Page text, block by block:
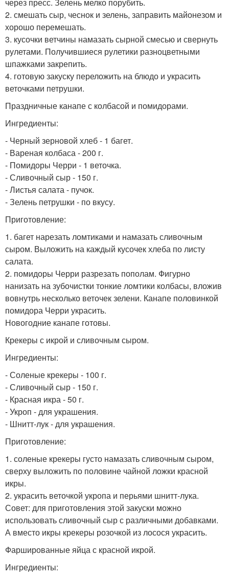
через пресс. Зелень мелко порубить.
2. смешать сыр, чеснок и зелень, заправить майонезом и
хорошо перемешать.
3. кусочки ветчины намазать сырной смесью и свернуть
рулетами. Получившиеся рулетики разноцветными
шпажками закрепить.
4. готовую закуску переложить на блюдо и украсить
веточками петрушки.
Праздничные канапе с колбасой и помидорами.
Ингредиенты:
- Черный зерновой хлеб - 1 багет.
- Вареная колбаса - 200 г.
- Помидоры Черри - 1 веточка.
- Сливочный сыр - 150 г.
- Листья салата - пучок.
- Зелень петрушки - по вкусу.
Приготовление:
1. багет нарезать ломтиками и намазать сливочным
сыром. Выложить на каждый кусочек хлеба по листу
салата.
2. помидоры Черри разрезать пополам. Фигурно
нанизать на зубочистки тонкие ломтики колбасы, вложив
вовнутрь несколько веточек зелени. Канапе половинкой
помидора Черри украсить.
Новогодние канапе готовы.
Крекеры с икрой и сливочным сыром.
Ингредиенты:
- Соленые крекеры - 100 г.
- Сливочный сыр - 150 г.
- Красная икра - 50 г.
- Укроп - для украшения.
- Шнитт-лук - для украшения.
Приготовление:
1. соленые крекеры густо намазать сливочным сыром,
сверху выложить по половине чайной ложки красной
икры.
2. украсить веточкой укропа и перьями шнитт-лука.
Совет: для приготовления этой закуски можно
использовать сливочный сыр с различными добавками.
А вместо икры крекеры розочкой из лосося украсить.
Фаршированные яйца с красной икрой.
Ингредиенты: